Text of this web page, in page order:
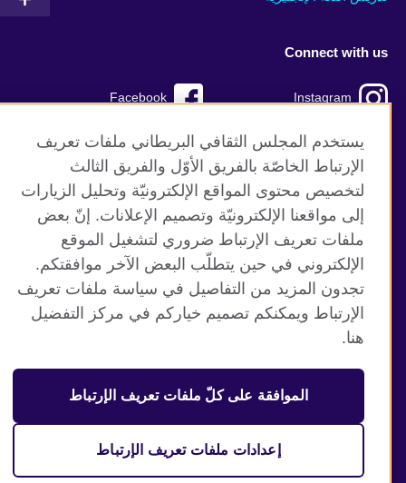
Connect with us
Facebook Instagram
TikTok Twitter
Youtube
موقع المجلس الثقافي البريطاني العالمي
الخصوصية وشروط الاستخدام
ملفات تعريف الإرتباط
خارطة الموقع
منظمة المملكة المتحدة الدولية للعلاقات الثقافية والفرص
يستخدم المجلس الثقافي البريطاني ملفات تعريف
الإرتباط الخاصّة بالفريق الأوّل والفريق الثالث
لتخصيص محتوى المواقع الإلكترونيّة وتحليل الزيارات
إلى مواقعنا الإلكترونيّة وتصميم الإعلانات. إنّ بعض
ملفات تعريف الإرتباط ضروري لتشغيل الموقع
الإلكتروني في حين يتطلّب البعض الآخر موافقتكم.
تجدون المزيد من التفاصيل في سياسة ملفات تعريف
الإرتباط ويمكنكم تصميم خياركم في مركز التفضيل
هنا.
الموافقة على كلّ ملفات تعريف الإرتباط
إعدادات ملفات تعريف الإرتباط